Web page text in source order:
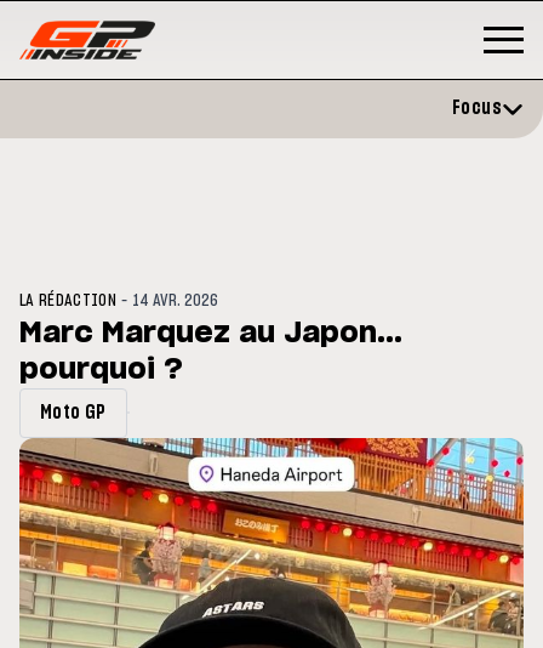
en septembre
Focus
LA RÉDACTION - 14 AVR. 2026
Marc Marquez au Japon...
pourquoi ?
Moto GP